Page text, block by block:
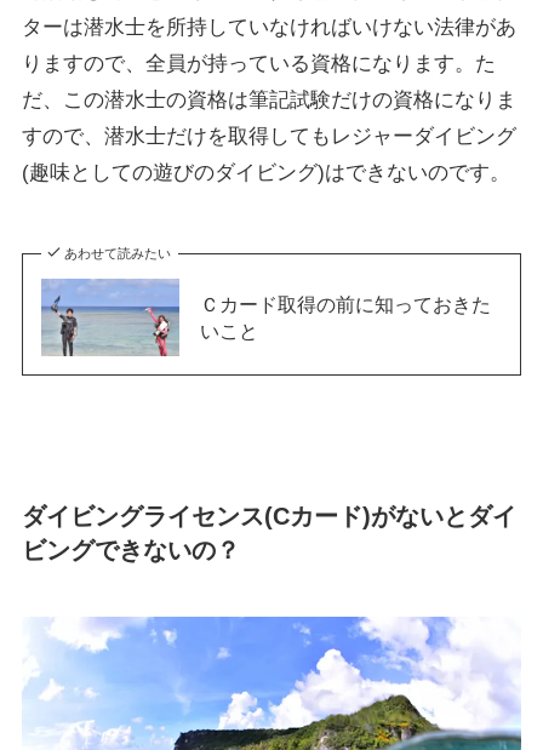
ターは潜水士を所持していなければいけない法律があ
りますので、全員が持っている資格になります。た
だ、この潜水士の資格は筆記試験だけの資格になりま
すので、潜水士だけを取得してもレジャーダイビング
(趣味としての遊びのダイビング)はできないのです。
あわせて読みたい
Ｃカード取得の前に知っておきた
いこと
ダイビングライセンス(Cカード)がないとダイ
ビングできないの？